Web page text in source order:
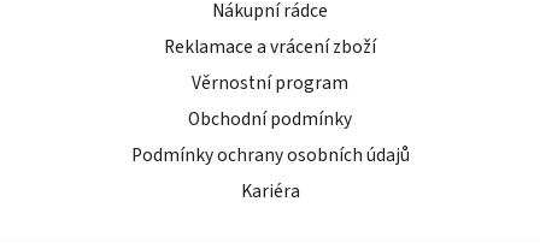
Nákupní rádce
Reklamace a vrácení zboží
Věrnostní program
Obchodní podmínky
Podmínky ochrany osobních údajů
Kariéra